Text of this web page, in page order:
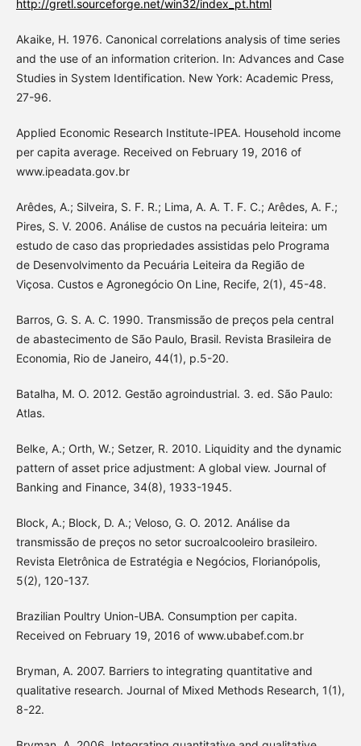
http://gretl.sourceforge.net/win32/index_pt.html
Akaike, H. 1976. Canonical correlations analysis of time series
and the use of an information criterion. In: Advances and Case
Studies in System Identification. New York: Academic Press,
27-96.
Applied Economic Research Institute-IPEA. Household income
per capita average. Received on February 19, 2016 of
www.ipeadata.gov.br
Arêdes, A.; Silveira, S. F. R.; Lima, A. A. T. F. C.; Arêdes, A. F.;
Pires, S. V. 2006. Análise de custos na pecuária leiteira: um
estudo de caso das propriedades assistidas pelo Programa
de Desenvolvimento da Pecuária Leiteira da Região de
Viçosa. Custos e Agronegócio On Line, Recife, 2(1), 45-48.
Barros, G. S. A. C. 1990. Transmissão de preços pela central
de abastecimento de São Paulo, Brasil. Revista Brasileira de
Economia, Rio de Janeiro, 44(1), p.5-20.
Batalha, M. O. 2012. Gestão agroindustrial. 3. ed. São Paulo:
Atlas.
Belke, A.; Orth, W.; Setzer, R. 2010. Liquidity and the dynamic
pattern of asset price adjustment: A global view. Journal of
Banking and Finance, 34(8), 1933-1945.
Block, A.; Block, D. A.; Veloso, G. O. 2012. Análise da
transmissão de preços no setor sucroalcooleiro brasileiro.
Revista Eletrônica de Estratégia e Negócios, Florianópolis,
5(2), 120-137.
Brazilian Poultry Union-UBA. Consumption per capita.
Received on February 19, 2016 of www.ubabef.com.br
Bryman, A. 2007. Barriers to integrating quantitative and
qualitative research. Journal of Mixed Methods Research, 1(1),
8-22.